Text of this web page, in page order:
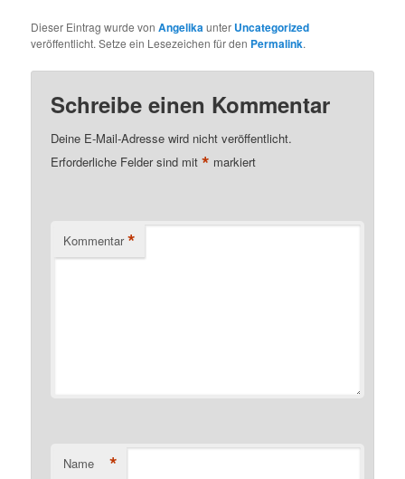
Dieser Eintrag wurde vonAngelika unter Uncategorized
veröffentlicht. Setze ein Lesezeichen für den Permalink.
Schreibe einen Kommentar
Deine E-Mail-Adresse wird nicht veröffentlicht.
Erforderliche Felder sind mit* markiert
Kommentar *
Name *